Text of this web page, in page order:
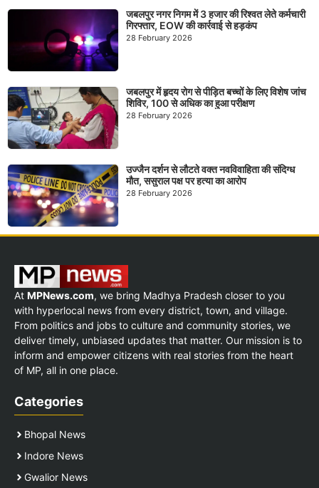
जबलपुर नगर निगम में 3 हजार की रिश्वत लेते कर्मचारी
गिरफ्तार, EOW की कार्रवाई से हड़कंप
28 February 2026
जबलपुर में हृदय रोग से पीड़ित बच्चों के लिए विशेष जांच
शिविर, 100 से अधिक का हुआ परीक्षण
28 February 2026
उज्जैन दर्शन से लौटते वक्त नवविवाहिता की संदिग्ध
मौत, ससुराल पक्ष पर हत्या का आरोप
28 February 2026
At MPNews.com, we bring Madhya Pradesh closer to you
with hyperlocal news from every district, town, and village.
From politics and jobs to culture and community stories, we
deliver timely, unbiased updates that matter. Our mission is to
inform and empower citizens with real stories from the heart
of MP, all in one place.
Categories
Bhopal News
Indore News
Gwalior News